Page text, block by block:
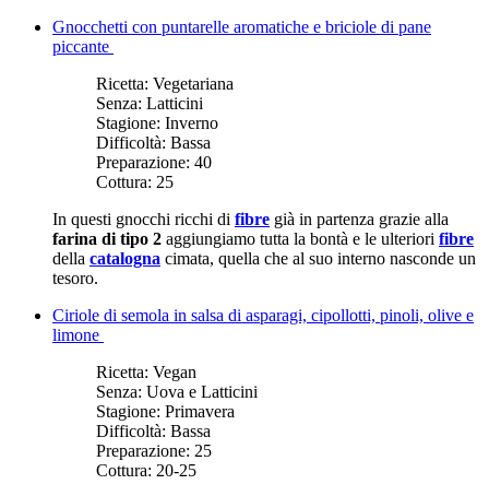
Gnocchetti con puntarelle aromatiche e briciole di pane
piccante
Ricetta: Vegetariana
Senza: Latticini
Stagione: Inverno
Difficoltà: Bassa
Preparazione: 40
Cottura: 25
In questi gnocchi ricchi di fibre già in partenza grazie alla
farina di tipo 2 aggiungiamo tutta la bontà e le ulteriori fibre
della catalogna cimata, quella che al suo interno nasconde un
tesoro.
Ciriole di semola in salsa di asparagi, cipollotti, pinoli, olive e
limone
Ricetta: Vegan
Senza: Uova e Latticini
Stagione: Primavera
Difficoltà: Bassa
Preparazione: 25
Cottura: 20-25